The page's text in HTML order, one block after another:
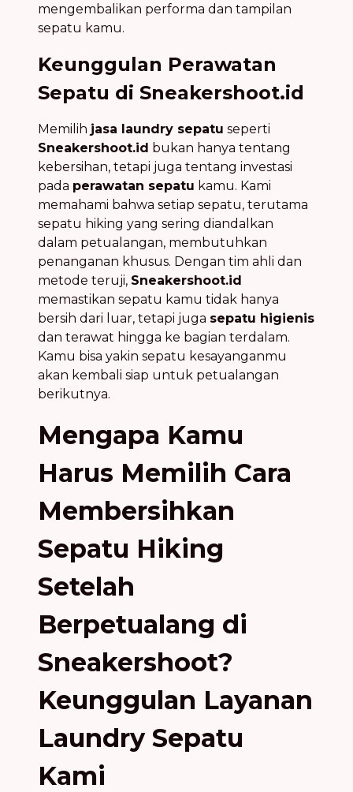
mengembalikan performa dan tampilan
sepatu kamu.
Keunggulan Perawatan
Sepatu di Sneakershoot.id
Memilih jasa laundry sepatu seperti
Sneakershoot.id bukan hanya tentang
kebersihan, tetapi juga tentang investasi
pada perawatan sepatu kamu. Kami
memahami bahwa setiap sepatu, terutama
sepatu hiking yang sering diandalkan
dalam petualangan, membutuhkan
penanganan khusus. Dengan tim ahli dan
metode teruji, Sneakershoot.id
memastikan sepatu kamu tidak hanya
bersih dari luar, tetapi juga sepatu higienis
dan terawat hingga ke bagian terdalam.
Kamu bisa yakin sepatu kesayanganmu
akan kembali siap untuk petualangan
berikutnya.
Mengapa Kamu
Harus Memilih Cara
Membersihkan
Sepatu Hiking
Setelah
Berpetualang di
Sneakershoot?
Keunggulan Layanan
Laundry Sepatu
Kami